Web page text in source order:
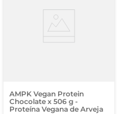
AMPK Vegan Protein
Chocolate x 506 g -
Proteína Vegana de Arveja